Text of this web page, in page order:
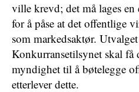
ville krevd; det må lages
for å påse at det offentlige
som markedsaktør.
Konkurransetilsynet skal få
myndighet til å bøtelegge
etterlever dette.